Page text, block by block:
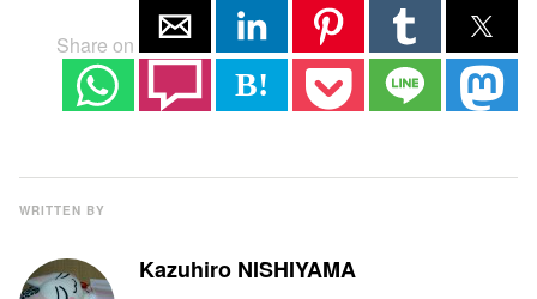
Share on
B!
WRITTEN BY
Kazuhiro NISHIYAMA